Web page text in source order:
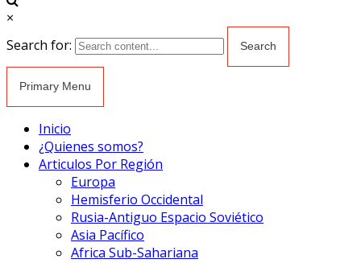
×
Search for:
Primary Menu
Inicio
¿Quienes somos?
Articulos Por Región
Europa
Hemisferio Occidental
Rusia-Antiguo Espacio Soviético
Asia Pacífico
Africa Sub-Sahariana